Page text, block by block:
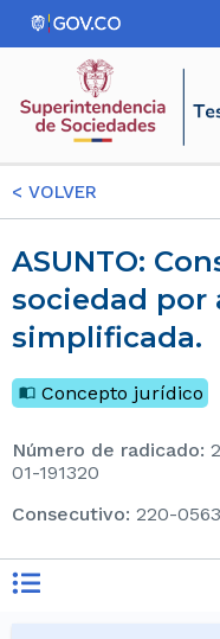
< VOLVER
ASUNTO: Constitución de
sociedad por
simplificada.
Concepto jurídico
Número de radicado:
01-191320
consecutivo: 220-